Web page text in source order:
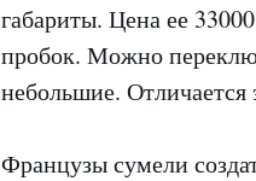
габариты. Цена ее
пробок. Можно
небольшие.
Французы сумели